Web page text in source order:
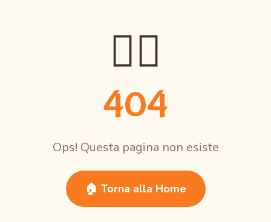
🤷‍♀️
404
Ops! Questa pagina non esiste
🏠 Torna alla Home